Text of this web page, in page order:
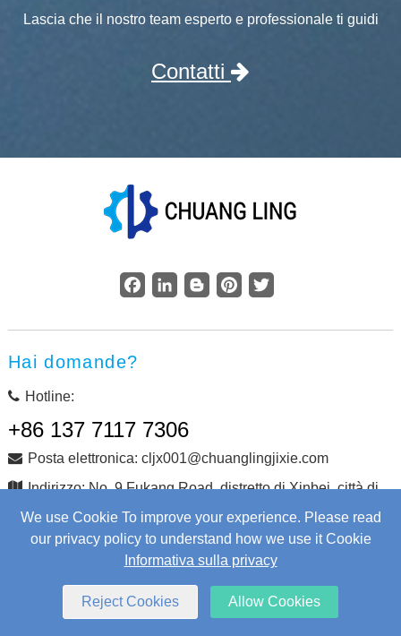
We use Cookie To improve your experience. Please read
our privacy policy to understand how we use it Cookie
Informativa sulla privacy
Reject Cookies Allow Cookies
Lascia che il nostro team esperto e professionale ti guidi
Contatti
Facebook
LinkedInBloggerPinterestTwitter
Hai domande?
Hotline:
+86 137 7117 7306
Posta elettronica: cljx001@chuanglingjixie.com
Indirizzo: No. 9 Fukang Road, distretto di Xinbei, città di
Changzhou, provincia di Jiangsu, Cina
Tutti i diritti riservati.
Web Development
by Wangke
mappa del sito
XML Informativa sulla privacy